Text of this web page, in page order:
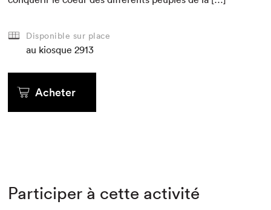
Disponible sur place
au kiosque 2913
Acheter
Participer à cette activité